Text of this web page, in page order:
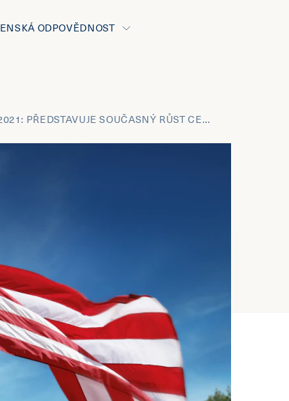
ODPOVĚDNOST
ČERVENEC 2021: PŘEDSTAVUJE SOUČASNÝ RŮST CEN POUZE DOČASNÝ VÝKYV NEBO PŮJDE O NOVÝ TREND?